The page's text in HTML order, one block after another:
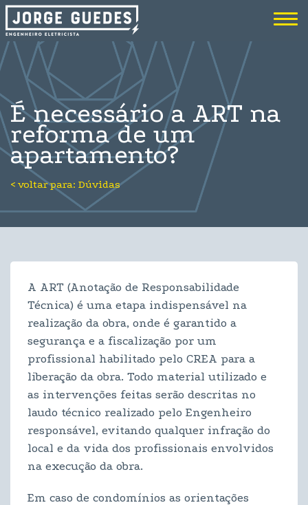
É necessário a ART na
reforma de um
apartamento?
< voltar para: Dúvidas
A ART (Anotação de Responsabilidade
Técnica) é uma etapa indispensável na
realização da obra, onde é garantido a
segurança e a fiscalização por um
profissional habilitado pelo CREA para a
liberação da obra. Todo material utilizado e
as intervenções feitas serão descritas no
laudo técnico realizado pelo Engenheiro
responsável, evitando qualquer infração do
local e da vida dos profissionais envolvidos
na execução da obra.
Em caso de condomínios as orientações